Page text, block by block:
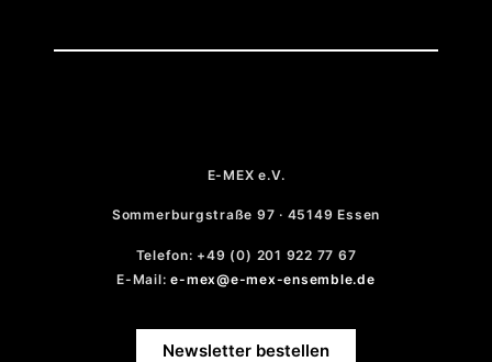
E-MEX e.V.
Sommerburgstraße 97 · 45149 Essen
Telefon: +49 (0) 201 922 77 67
E-Mail:e-mex@e-mex-ensemble.de
Newsletter bestellen